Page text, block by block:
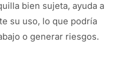
bien sujeta, ayuda a
su uso, lo que podría
o generar riesgos.